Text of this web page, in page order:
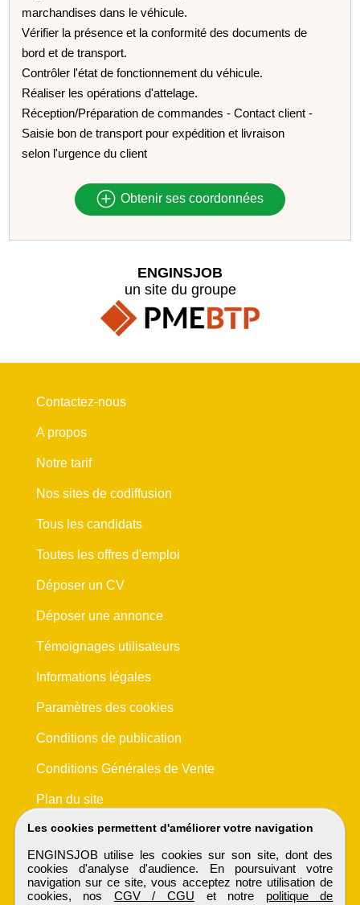
marchandises dans le véhicule.
Vérifier la présence et la conformité des documents de
bord et de transport.
Contrôler l'état de fonctionnement du véhicule.
Réaliser les opérations d'attelage.
Réception/Préparation de commandes - Contact client -
Saisie bon de transport pour expédition et livraison
selon l'urgence du client
Obtenir ses coordonnées
Les cookies permettent d'améliorer votre navigation
ENGINSJOB utilise les cookies sur son site, dont des
cookies d'analyse d'audience. En poursuivant votre
navigation sur ce site, vous acceptez notre utilisation de
cookies, nos CGV / CGU et notre politique de
ENGINSJOB
un site du groupe
Contactez-nous
A propos
Notre tarif
Nos sites de codiffusion
Tous les candidats
Toutes les offres d'emploi
Déposer un CV
Déposer une annonce
Témoignages utilisateurs
Informations légales
Paramètres des cookies
Conditions de publication
Conditions Générales de Vente
Plan du site